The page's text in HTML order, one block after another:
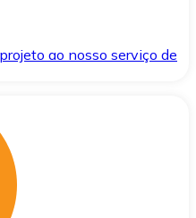
ao nosso serviço de